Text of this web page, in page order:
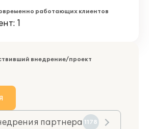
работающих клиентов
1
внедрение/проект
партнера 1178